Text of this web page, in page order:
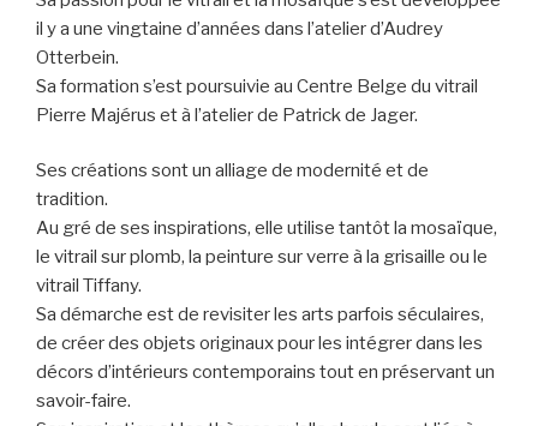
il y a une vingtaine d’années dans l’atelier d’Audrey
Otterbein.
Sa formation s’est poursuivie au Centre Belge du vitrail
Pierre Majérus et à l’atelier de Patrick de Jager.
Ses créations sont un alliage de modernité et de
tradition.
Au gré de ses inspirations, elle utilise tantôt la mosaïque,
le vitrail sur plomb, la peinture sur verre à la grisaille ou le
vitrail Tiffany.
Sa démarche est de revisiter les arts parfois séculaires,
de créer des objets originaux pour les intégrer dans les
décors d’intérieurs contemporains tout en préservant un
savoir-faire.